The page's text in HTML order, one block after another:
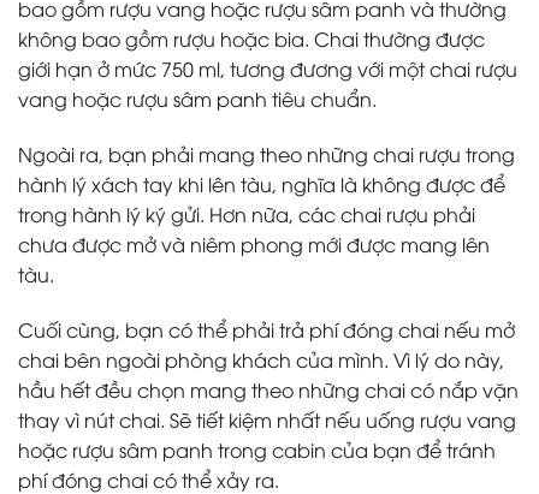
bao gồm rượu vang hoặc rượu sâm panh và thường
không bao gồm rượu hoặc bia. Chai thường được
giới hạn ở mức 750 ml, tương đương với một chai rượu
vang hoặc rượu sâm panh tiêu chuẩn.
Ngoài ra, bạn phải mang theo những chai rượu trong
hành lý xách tay khi lên tàu, nghĩa là không được để
trong hành lý ký gửi. Hơn nữa, các chai rượu phải
chưa được mở và niêm phong mới được mang lên
tàu.
Cuối cùng, bạn có thể phải trả phí đóng chai nếu mở
chai bên ngoài phòng khách của mình. Vì lý do này,
hầu hết đều chọn mang theo những chai có nắp vặn
thay vì nút chai. Sẽ tiết kiệm nhất nếu uống rượu vang
hoặc rượu sâm panh trong cabin của bạn để tránh
phí đóng chai có thể xảy ra.